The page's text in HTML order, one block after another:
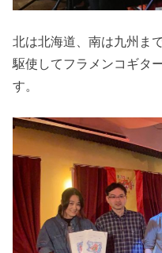
北は北海道、南は九州ま
駆使してフラメンコギタ
す。